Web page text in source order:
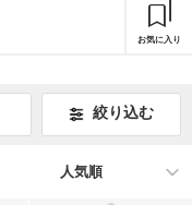
お気に入り
絞り込む